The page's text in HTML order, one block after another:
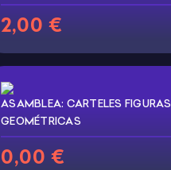
2,00 €
ASAMBLEA: CARTELES FIGURAS
GEOMÉTRICAS
0,00 €